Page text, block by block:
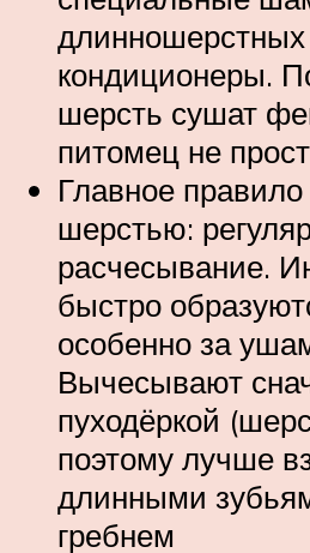
длинношерстных
кондиционеры.
шерсть сушат
питомец не
Главное правило
шерстью:
расчесывание.
быстро
особенно за
Вычесывают
пуходёркой
поэтому лучше
длинными
гребнем